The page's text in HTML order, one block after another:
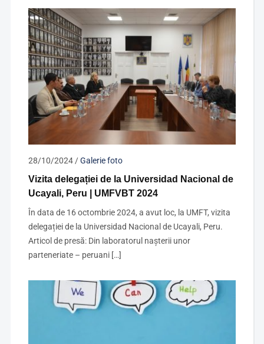
28/10/2024/Galerie foto
Vizita delegației de la Universidad Nacional de
Ucayali, Peru | UMFVBT 2024
În data de 16 octombrie 2024, a avut loc, la UMFT, vizita
delegației de la Universidad Nacional de Ucayali, Peru.
Articol de presă: Din laboratorul nașterii unor
parteneriate – peruani […]